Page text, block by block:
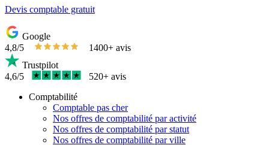
Devis comptable gratuit
Google
4,8/5
1400+ avis
Trustpilot
4,6/5
520+ avis
Comptabilité
Comptable pas cher
Nos offres de comptabilité par activité
Nos offres de comptabilité par statut
Nos offres de comptabilité par ville